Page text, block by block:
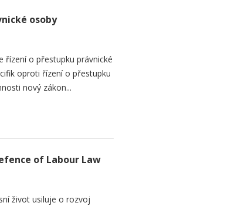
osoby
řízení o přestupku právnické
oproti řízení o přestupku
nový zákon...
of Labour Law
život usiluje o rozvoj